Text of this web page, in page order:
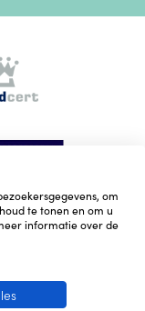
om
te tonen en om u
informatie over de